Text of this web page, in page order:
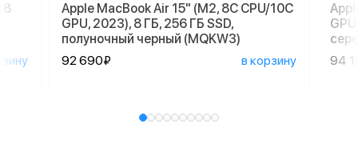
Apple MacBook Air 15" (M2, 8C CPU/10C
GPU, 2023), 8 ГБ, 256 ГБ SSD,
полуночный черный (MQKW3)
92 690₽
в корзину
94